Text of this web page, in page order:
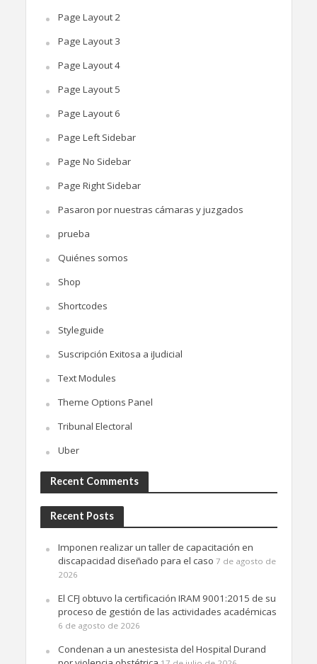
Page Layout 2
Page Layout 3
Page Layout 4
Page Layout 5
Page Layout 6
Page Left Sidebar
Page No Sidebar
Page Right Sidebar
Pasaron por nuestras cámaras y juzgados
prueba
Quiénes somos
Shop
Shortcodes
Styleguide
Suscripción Exitosa a iJudicial
Text Modules
Theme Options Panel
Tribunal Electoral
Uber
Recent Comments
Recent Posts
Imponen realizar un taller de capacitación en
discapacidad diseñado para el caso 7 de agosto de
2026
El CFJ obtuvo la certificación IRAM 9001:2015 de su
proceso de gestión de las actividades académicas
6 de agosto de 2026
Condenan a un anestesista del Hospital Durand